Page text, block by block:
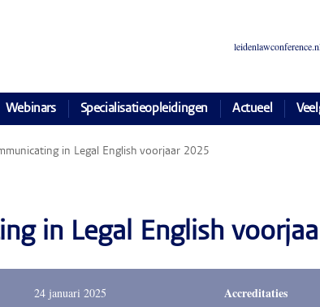
Webinars Specialisatieopleidingen Actueel
in Legal English voorjaar 2025
in Legal English
24 januari 2025
Accreditaties